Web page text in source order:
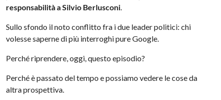
responsabilità a Silvio Berlusconi
Sullo sfondo il noto conflitto fra i due leader politici: chi
volesse saperne di più interroghi pure Google.
Perché riprendere, oggi, questo episodio?
Perché è passato del tempo e possiamo vedere le cose da
altra prospettiva.